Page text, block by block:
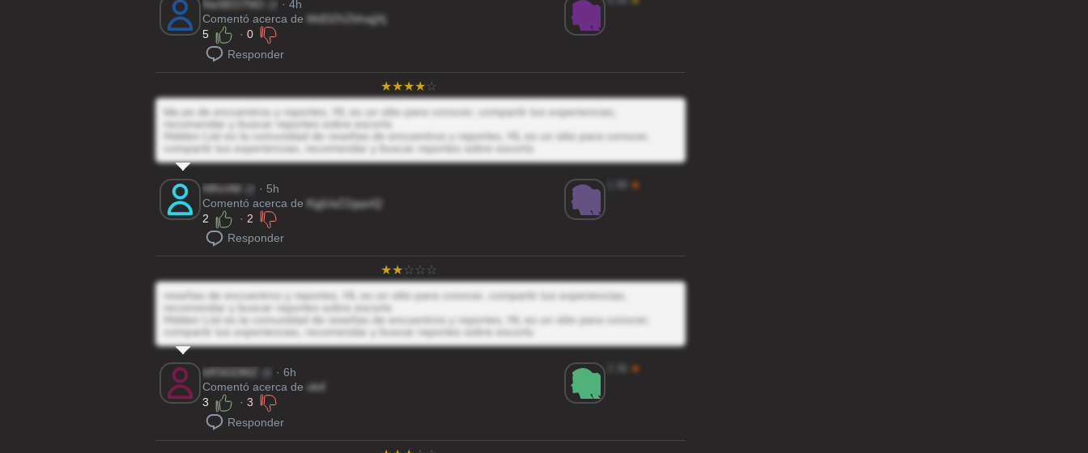
NaSEO7NO
· 4h
Comentó acerca de
MdDZhZbhajjXj
5
· 0
Responder
lde;as de encuentros y reportes, HL es un sitio para conocer, compartir tus experiencias,
recomendar y buscar reportes sobre escorts
Hidden List es la comunidad de reseñas de encuentros y reportes, HL es un sitio para conocer,
compartir tus experiencias, recomendar y buscar reportes sobre escorts
HRvVM
· 5h
Comentó acerca de KgjUaZ2gqoiQ
2
· 2
Responder
★
reseñas de encuentros y reportes, HL es un sitio para conocer, compartir tus experiencias,
recomendar y buscar reportes sobre escorts
Hidden List es la comunidad de reseñas de encuentros y reportes, HL es un sitio para conocer,
compartir tus experiencias, recomendar y buscar reportes sobre escorts
bRSGDMZ
· 6h
Comentó acerca de ok4
3
· 3
Responder
★